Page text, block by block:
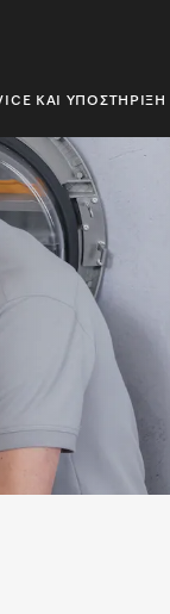
ΚΑΙ ΥΠΟΣΤΉΡΙΞΗ